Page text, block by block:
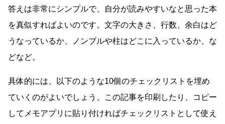
答えは非常にシンプルで、自分が読みやすいなと思った本
を真似すればよいのです。文字の大きさ、行数、余白はど
うなっているか、ノンブルや柱はどこに入っているか、な
どなど。
具体的には、以下のような10個のチェックリストを埋め
ていくのがよいでしょう。この記事を印刷したり、コピー
してメモアプリに貼り付ければチェックリストとして使え